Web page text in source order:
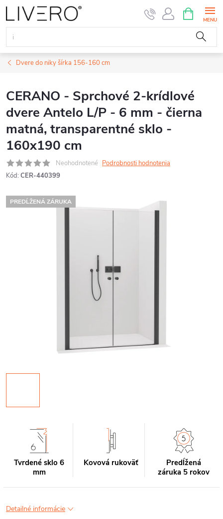
Prejsť
na
obsah
KOŠÍK
Dvere do niky šírka 156-160 cm
CERANO - Sprchové 2-krídlové
dvere Antelo L/P - 6 mm - čierna
matná, transparentné sklo -
160x190 cm
Neohodnotené Podrobnosti hodnotenia
Kód: CER-440399
PREDĹŽENÁ ZÁRUKA
Tvrdené sklo 6
mm
Kovová rukoväť
Predĺžená
záruka 5 rokov
Detailné informácie